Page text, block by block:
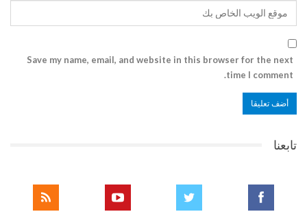
Save my name, email, and website in this browser for the next
time I comment.
تابعنا